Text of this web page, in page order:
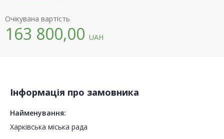
Очікувана вартість
163 800,00 UAH
Інформація про замовника
Найменування:
Харківська міська рада